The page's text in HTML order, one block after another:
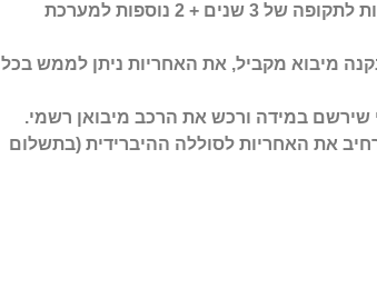
לכל רכב חדש שנקנה מיבוא מקביל יש אחריות יצרן זהה לרכב שנקנה מיבוא רשמי קרי אחריות לתקופה של 3 שנים + 2 נוספות למערכת
מיבוא מקביל, את האחריות ניתן לממש בכל
את האחריות לסוללה ההיברידית (בתשלום